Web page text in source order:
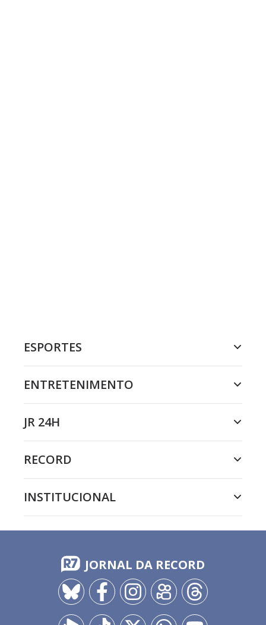
ESPORTES
ENTRETENIMENTO
JR 24H
RECORD
INSTITUCIONAL
JORNAL DA RECORD